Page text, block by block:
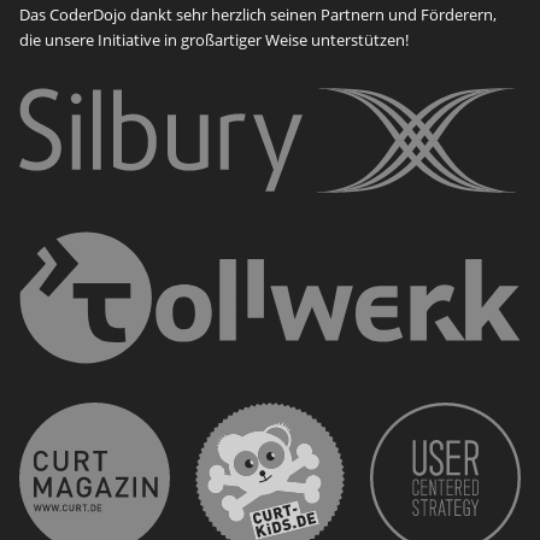
Das CoderDojo dankt sehr herzlich seinen Partnern und Förderern,
die unsere Initiative in großartiger Weise unterstützen!